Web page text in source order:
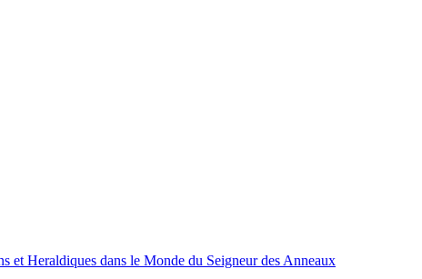
et Heraldiques dans le Monde du Seigneur des Anneaux